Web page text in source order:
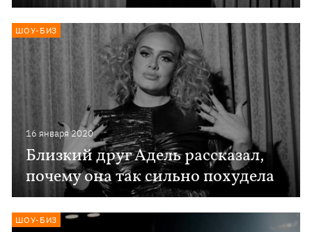
16 января 2020
Близкий друг Адель рассказал,
почему она так сильно похудела
ШОУ-БИЗ
ШОУ-БИЗ